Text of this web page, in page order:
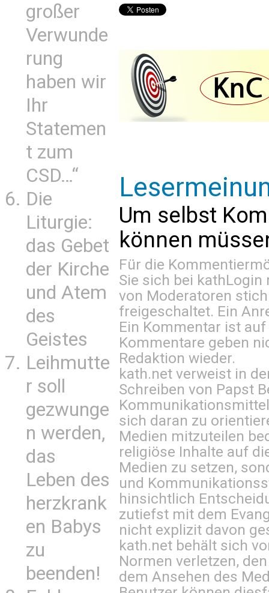
großer
Verwunde
rung
haben wir
Ihr
Statemen
t zum
CSD…“
Die
Liturgie:
das Gebet
der Kirche
und Atem
des
Geistes
Leihmutte
r soll
gezwunge
n werden,
das
Leben des
herzkrank
en Babys
zu
beenden!
Um selbst
können
Für die
Sie sich bei kathLogin
von Moderatoren
freigeschaltet. Ein
Ein Kommentar ist
Kommentare geben
Redaktion wieder.
kath.net verweist in
Schreiben von Papst
sich daran zu
Medien mitzuteilen
religiöse Inhalte auf
Medien zu setzen,
und
hinsichtlich
zutiefst mit dem
nicht explizit davon
kath.net behält sich
Normen verletzen,
dem Ansehen des